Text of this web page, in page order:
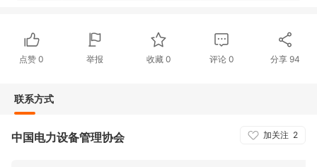
点赞0 举报 收藏 0 评论0 分享94
联系方式
加关注 2
中国电力设备管理协会